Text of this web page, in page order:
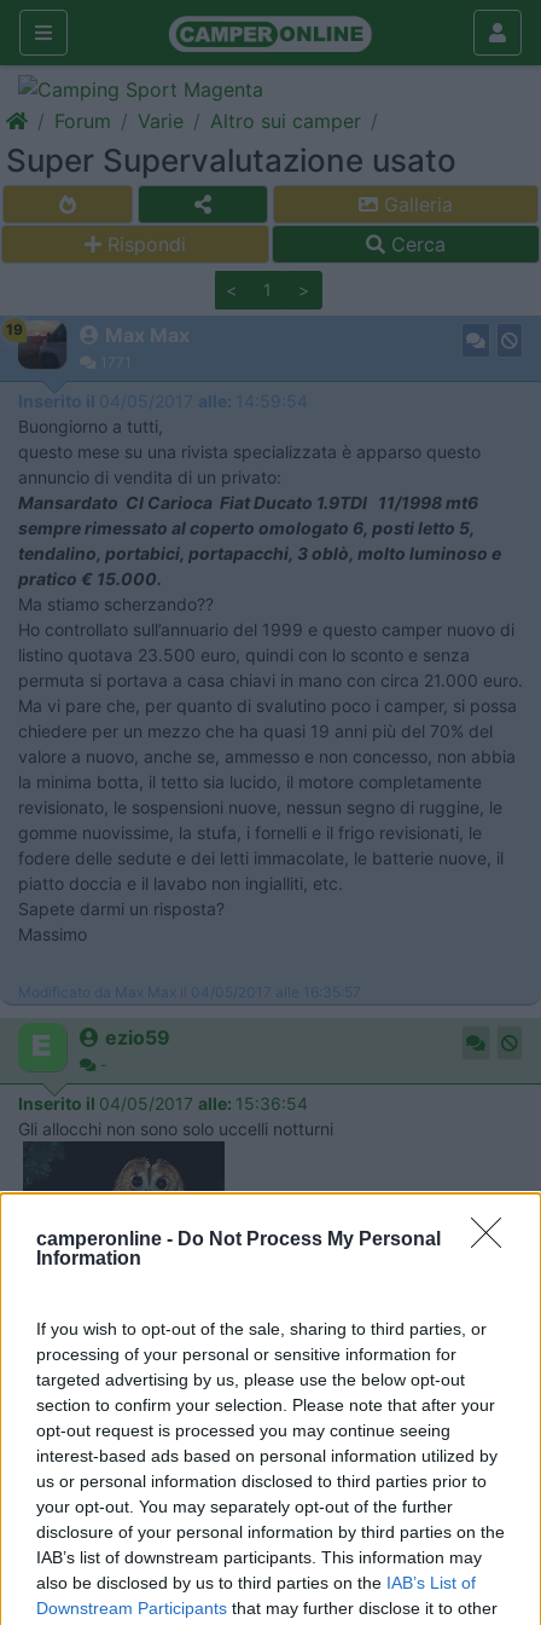
camperonline - Do Not Process My Personal
Information
If you wish to opt-out of the sale, sharing to third parties, or
processing of your personal or sensitive information for
targeted advertising by us, please use the below opt-out
section to confirm your selection. Please note that after your
opt-out request is processed you may continue seeing
interest-based ads based on personal information utilized by
us or personal information disclosed to third parties prior to
your opt-out. You may separately opt-out of the further
disclosure of your personal information by third parties on the
IAB’s list of downstream participants. This information may
also be disclosed by us to third parties on the IAB’s List of
Downstream Participants that may further disclose it to other
Forum Varie Altro sui camper
Super Supervalutazione usato
Galleria
Rispondi
Cerca
< 1 >
19 Max Max
1771
Inserito il 04/05/2017 alle: 14:59:54
Buongiorno a tutti,
questo mese su una rivista specializzata è apparso questo
annuncio di vendita di un privato:
Mansardato CI Carioca Fiat Ducato 1.9TDI 11/1998 mt6
sempre rimessato al coperto omologato 6, posti letto 5,
tendalino, portabici, portapacchi, 3 oblò, molto luminoso e
pratico € 15.000.
Ma stiamo scherzando??
Ho controllato sull’annuario del 1999 e questo camper nuovo di
listino quotava 23.500 euro, quindi con lo sconto e senza
permuta si portava a casa chiavi in mano con circa 21.000 euro.
Ma vi pare che, per quanto di svalutino poco i camper, si possa
chiedere per un mezzo che ha quasi 19 anni più del 70% del
valore a nuovo, anche se, ammesso e non concesso, non abbia
la minima botta, il tetto sia lucido, il motore completamente
revisionato, le sospensioni nuove, nessun segno di ruggine, le
gomme nuovissime, la stufa, i fornelli e il frigo revisionati, le
fodere delle sedute e dei letti immacolate, le batterie nuove, il
piatto doccia e il lavabo non ingialliti, etc.
Sapete darmi un risposta?
Massimo
Modificato da Max Max il 04/05/2017 alle 16:35:57
ezio59
-
Inserito il 04/05/2017 alle: 15:36:54
Gli allocchi non sono solo uccelli notturni
Servo per Amikeco by IPA
Max Max
1771
Inserito il04/05/2017 alle: 15:39:51
Quindi secondo te ci prova?
enrico67
198
Inserito il04/05/2017 alle:16:00:25